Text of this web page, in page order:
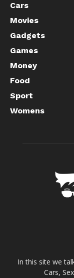
Cars
Movies
Gadgets
Games
Money
Food
Sport
Womens
In this site we
Cars,